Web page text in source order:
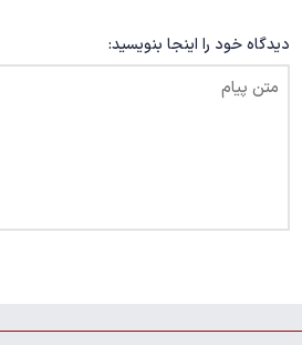
دیدگاه خود را اینجا بنویسید: